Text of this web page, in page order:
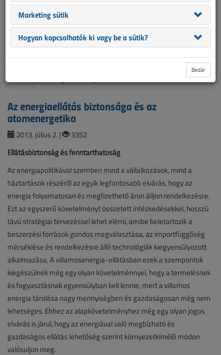
Mind gyakrabban merül fel a kérdés, mennyire biztos a magyar
fogyasztók ellátása villamos energiával? Az országnak mennyi
erőműre van szüksége? Milyen forrásokat használjunk az áram
előállítására? Időszerű-e újabb atomerőműblokk építésének
előkészítésével foglalkozni?
Az energiaellátás biztonsága és az
atomenergetika
2013. július 2. |
3352
Ellátásbiztonság és fenntarthatóság
Az energiapolitikával szemben mind a vállalkozások, mind a
háztartások részéről az egyik legfontosabb elvárás, hogy az
energia folyamatosan és megfizethető áron álljon rendelkezésre.
Ezt az egyszerű követelményt összetett intézkedésekkel, hosszú
távú stratégiai tervezéssel lehet elérni, amibe beletartozik a
beszerzési források gondos megválasztása, az importfüggőség
mérséklése és rendelkezésre álló technológiák kiegyensúlyozott
alkalmazása. A villamosenergia-ellátásban ezek a szempontok
kiegészülnek még egy olyan követelménnyel, hogy a termelésnek
és fogyasztásnak egyensúlyban kell lennie, mert a villamos
energia tárolása nagy mennyiségben és gazdaságosan még nem
lehetséges. Ehhez az alapkövetelményhez még egy olyan jogos
elvárás is járul, hogy az energiával való megbízható és
gazdaságos ellátás lehetőség szerint környezetkímélő módon
valósuljon meg.
Marketing sütik
Hogyan kapcsolhatók ki vagy be a sütik?
Bezár